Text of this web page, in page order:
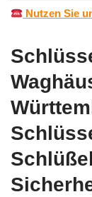
Nutzen Sie